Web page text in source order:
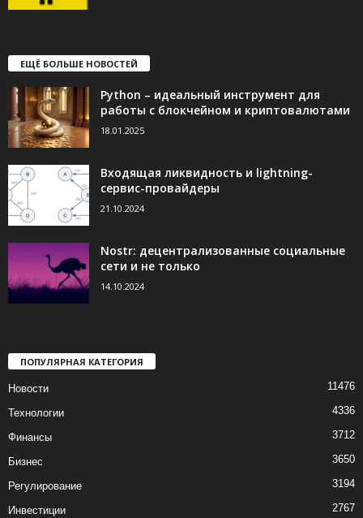
ЕЩЁ БОЛЬШЕ НОВОСТЕЙ
Python – идеальный инструмент для
работы с блокчейном и криптовалютами
18.01.2025
Входящая ликвидность и lightning-
сервис-провайдеры
21.10.2024
Nostr: децентрализованные социальные
сети и не только
14.10.2024
ПОПУЛЯРНАЯ КАТЕГОРИЯ
Новости 11476
Технологии 4336
Финансы 3712
Бизнес 3650
Регулирование 3194
Инвестиции 2767